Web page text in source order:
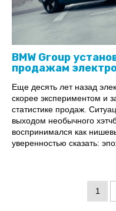
BMW Group
продажам
Еще десять лет назад
скорее экспериментом и
статистике продаж.
выходом необычного
воспринимался как
уверенностью сказать:
1